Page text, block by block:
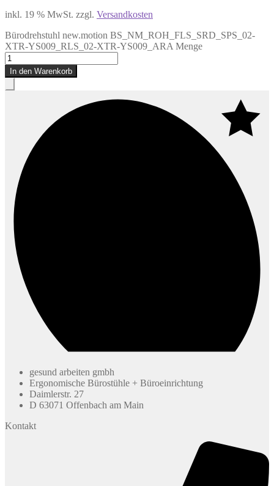
inkl. 19 % MwSt. zzgl. Versandkosten
Bürodrehstuhl new.motion BS_NM_ROH_FLS_SRD_SPS_02-
XTR-YS009_RLS_02-XTR-YS009_ARA Menge
In den Warenkorb
gesund arbeiten gmbh
Ergonomische Bürostühle + Büroeinrichtung
Daimlerstr. 27
D 63071 Offenbach am Main
Kontakt